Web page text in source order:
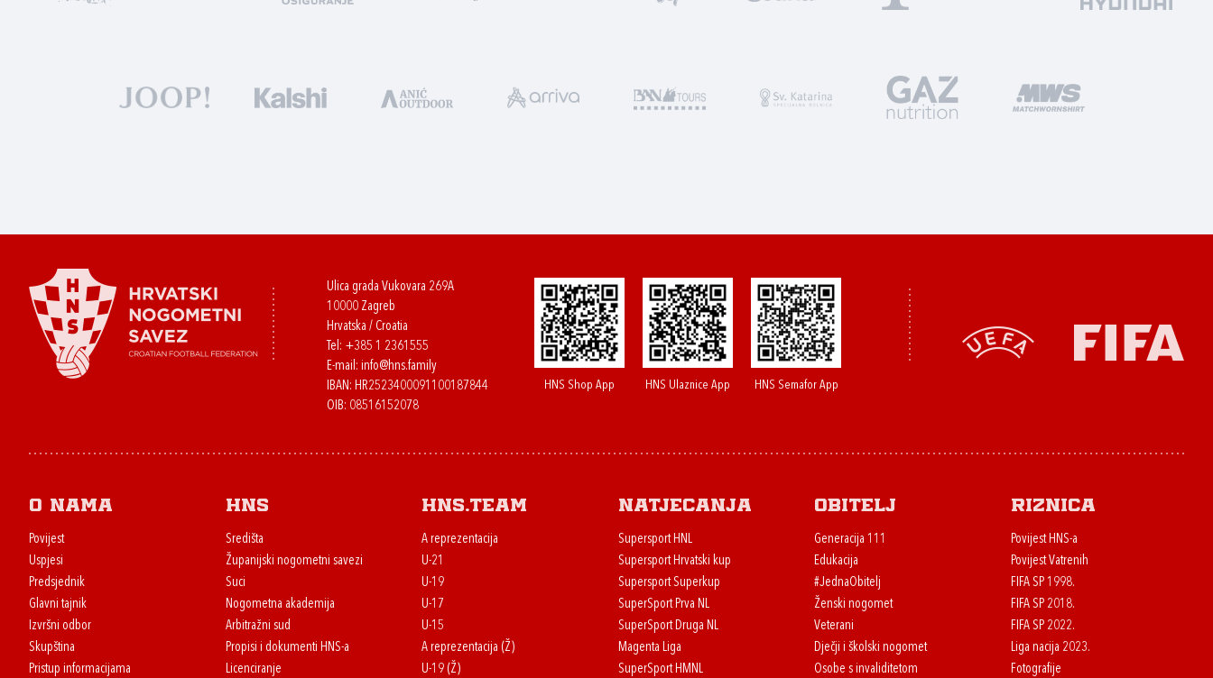
Ulica grada Vukovara 269A
10000 Zagreb
Hrvatska / Croatia
Tel: +385 1 2361555
E-mail: info@hns.family
IBAN: HR2523400091100187844
OIB: 08516152078
HNS Shop App HNS Ulaznice App HNS Semafor App
O nama
Povijest
Uspjesi
Predsjednik
Glavni tajnik
Izvršni odbor
Skupština
Pristup informacijama
HNS
Središta
Županijski nogometni savezi
Suci
Nogometna akademija
Arbitražni sud
Propisi i dokumenti HNS-a
Licenciranje
HNS.team
A reprezentacija
U-21
U-19
U-17
U-15
A reprezentacija (Ž)
U-19 (Ž)
Natjecanja
Supersport HNL
Supersport Hrvatski kup
Supersport Superkup
SuperSport Prva NL
SuperSport Druga NL
Magenta Liga
SuperSport HMNL
Obitelj
Generacija 111
Edukacija
#JednaObitelj
Ženski nogomet
Veterani
Dječji i školski nogomet
Osobe s invaliditetom
Riznica
Povijest HNS-a
Povijest Vatrenih
FIFA SP 1998.
FIFA SP 2018.
FIFA SP 2022.
Liga nacija 2023.
Fotografije